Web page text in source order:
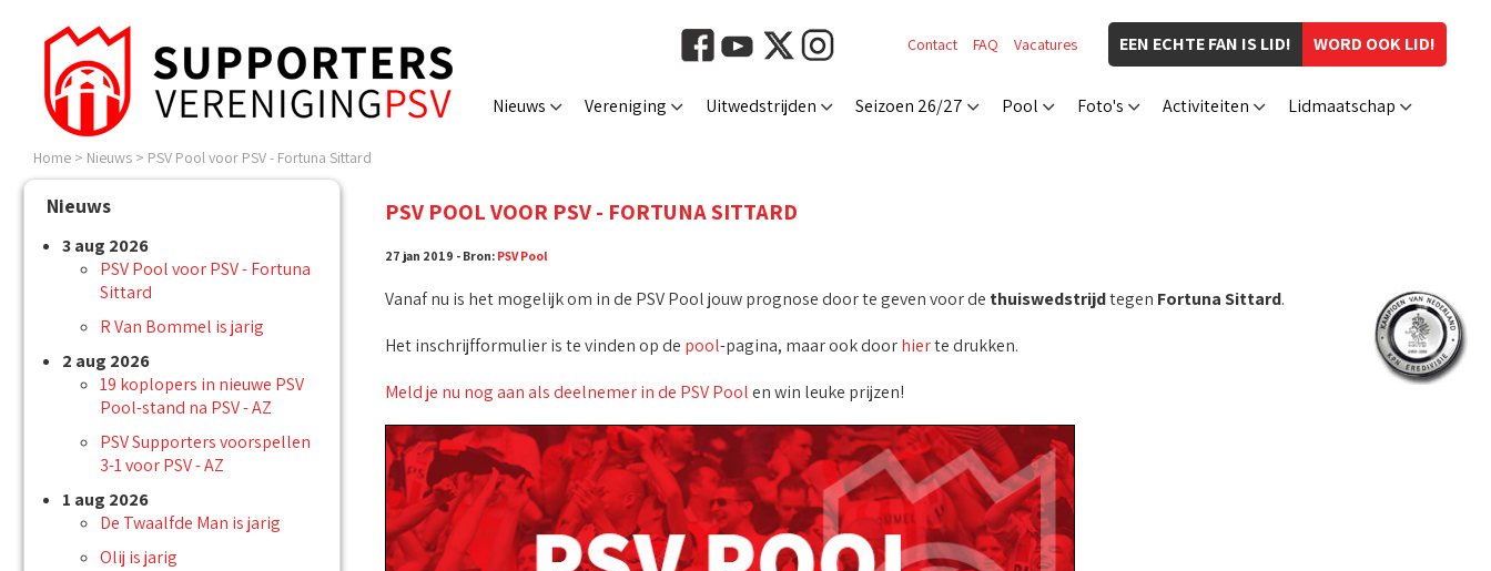
WORD OOK LID!
EEN ECHTE FAN IS LID!
Contact FAQ Vacatures
Nieuws Vereniging Uitwedstrijden Seizoen 26/27 Pool Foto's Activiteiten Lidmaatschap
Home > Nieuws > PSV Pool voor PSV - Fortuna Sittard
Nieuws
3 aug 2026
PSV Pool voor PSV - Fortuna
Sittard
R Van Bommel is jarig
2 aug 2026
19 koplopers in nieuwe PSV
Pool-stand na PSV - AZ
PSV Supporters voorspellen
3-1 voor PSV - AZ
1 aug 2026
De Twaalfde Man is jarig
Olij is jarig
PSV POOL VOOR PSV - FORTUNA SITTARD
27 jan 2019 - Bron: PSV Pool
Vanaf nu is het mogelijk om in de PSV Pool jouw prognose door te geven voor de thuiswedstrijdtegen Fortuna Sittard.
Het inschrijfformulier is te vinden op de pool-pagina, maar ook doorhierte drukken.
Meld je nu nog aan als deelnemer in de PSV Poolen win leuke prijzen!